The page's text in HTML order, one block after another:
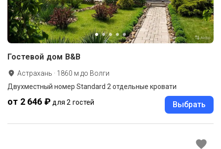
Гостевой дом B&B
Астрахань · 1860 м до Волги
Двухместный номер Standard 2 отдельные кровати
от 2 646 ₽ для 2 гостей Выбрать